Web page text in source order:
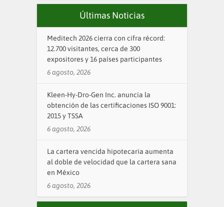
Últimas Noticias
Meditech 2026 cierra con cifra récord:
12.700 visitantes, cerca de 300
expositores y 16 países participantes
6 agosto, 2026
Kleen-Hy-Dro-Gen Inc. anuncia la
obtención de las certificaciones ISO 9001:
2015 y TSSA
6 agosto, 2026
La cartera vencida hipotecaria aumenta
al doble de velocidad que la cartera sana
en México
6 agosto, 2026